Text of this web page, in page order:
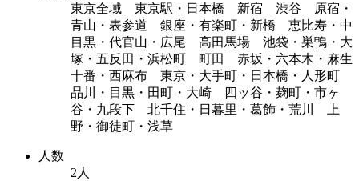
東京全域 東京駅・日本橋 新宿 渋谷 原宿・
青山・表参道 銀座・有楽町・新橋 恵比寿・中
目黒・代官山・広尾 高田馬場 池袋・巣鴨・大
塚・五反田・浜松町 町田 赤坂・六本木・麻生
十番・西麻布 東京・大手町・日本橋・人形町
品川・目黒・田町・大崎 四ッ谷・麹町・市ヶ
谷・九段下 北千住・日暮里・葛飾・荒川 上
野・御徒町・浅草
人数
2人